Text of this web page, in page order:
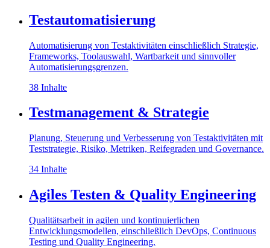
Testautomatisierung
Automatisierung von Testaktivitäten einschließlich Strategie,
Frameworks, Toolauswahl, Wartbarkeit und sinnvoller
Automatisierungsgrenzen.
38 Inhalte
Testmanagement & Strategie
Planung, Steuerung und Verbesserung von Testaktivitäten mit
Teststrategie, Risiko, Metriken, Reifegraden und Governance.
34 Inhalte
Agiles Testen & Quality Engineering
Qualitätsarbeit in agilen und kontinuierlichen
Entwicklungsmodellen, einschließlich DevOps, Continuous
Testing und Quality Engineering.